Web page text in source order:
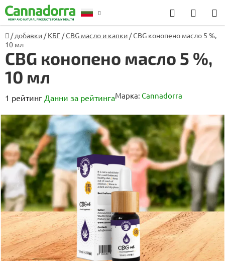
Преминаване
към
съдържанието
Търсене
ЗА
Начало
/ добавки / КБГ /CBG масло и капки /CBG конопено масло 5 %,
10 мл
CBG конопено масло 5 %,
10 мл
Средната
на
продукта
е
5,0
от
5
звезди.
1 рейтинг Данни за рейтингаМарка: Cannadorra